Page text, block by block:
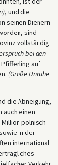
, und die
seinen Dienern
sind
vollständig
bei den
auf
(Große Unruhe
die Abneigung,
auch einen
polnisch
in der
international